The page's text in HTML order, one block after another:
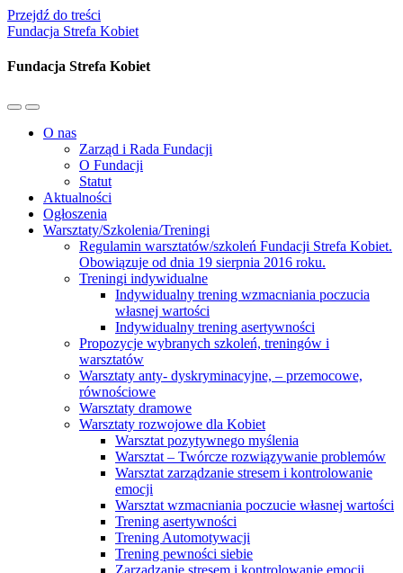
Przejdź do treści
Fundacja Strefa Kobiet
Fundacja Strefa Kobiet
Przełącz
mobilne
Przełącz
pole
wyszukiwania
O nas
Zarząd i Rada Fundacji
O Fundacji
Statut
Aktualności
Ogłoszenia
Warsztaty/Szkolenia/Treningi
Regulamin warsztatów/szkoleń Fundacji Strefa Kobiet.
Obowiązuje od dnia 19 sierpnia 2016 roku.
Treningi indywidualne
Indywidualny trening wzmacniania poczucia
własnej wartości
Indywidualny trening asertywności
Propozycje wybranych szkoleń, treningów i
warsztatów
Warsztaty anty- dyskryminacyjne, – przemocowe,
równościowe
Warsztaty dramowe
Warsztaty rozwojowe dla Kobiet
Warsztat pozytywnego myślenia
Warsztat – Twórcze rozwiązywanie problemów
Warsztat zarządzanie stresem i kontrolowanie
emocji
Warsztat wzmacniania poczucie własnej wartości
Trening asertywności
Trening Automotywacji
Trening pewności siebie
Zarządzanie stresem i kontrolowanie emocji